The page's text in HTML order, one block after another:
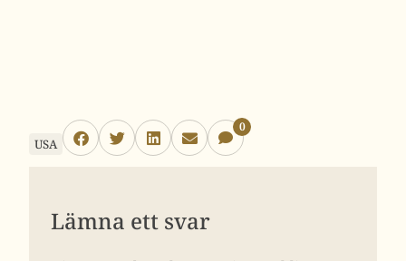
USA
0
Lämna ett svar